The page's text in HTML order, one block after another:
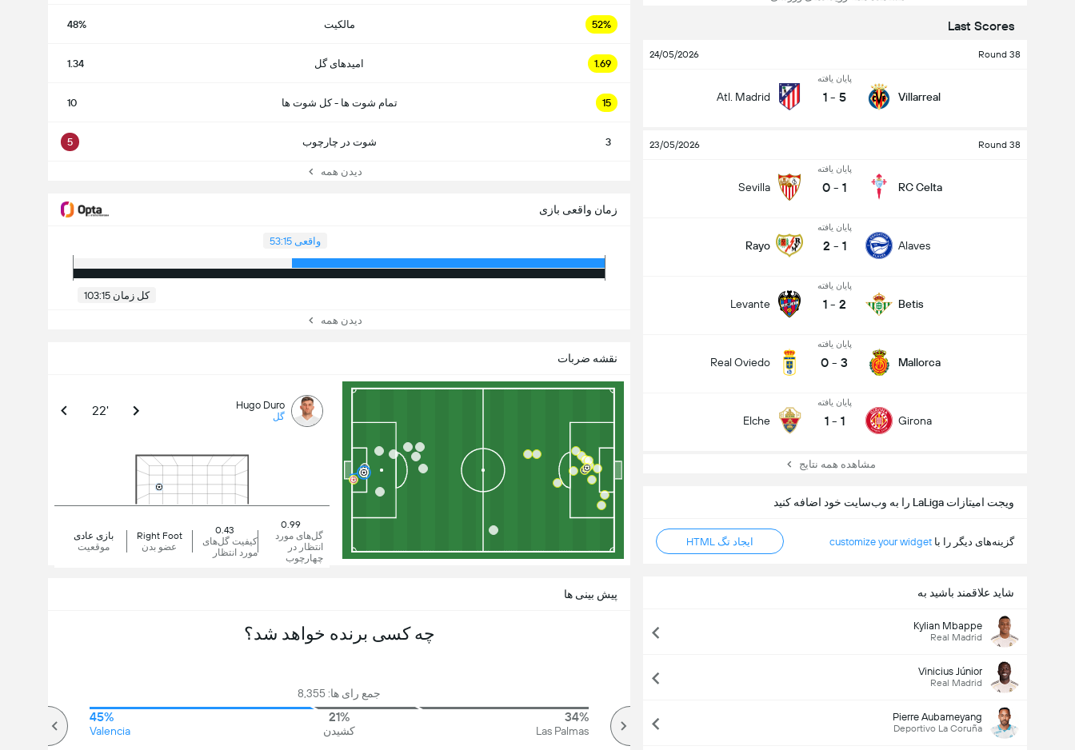
Last Scores
Round 38
24/05/2026
Villarreal
پایان یافته
5
-
1
Atl. Madrid
Round 38
23/05/2026
RC Celta
پایان یافته
1
-
0
Sevilla
Alaves
پایان یافته
1
-
2
Rayo
Betis
پایان یافته
2
-
1
Levante
Mallorca
پایان یافته
3
-
0
Real Oviedo
Girona
پایان یافته
1
-
1
Elche
مشاهده همه نتایج
ویجت امیتازات LaLiga را به وب‌سایت خود اضافه کنید
گزینه‌های دیگر را با customize your widget ایجاد تگ HTML
شاید علاقمند باشید به
Kylian Mbappe
Real Madrid
Vinicius Júnior
Real Madrid
Pierre Aubameyang
Deportivo La Coruña
52% مالکیت 48%
1.69 امیدهای گل 1.34
15 تمام شوت ها - کل شوت ها 10
3 شوت در چارچوب 5
دیدن همه
زمان واقعی بازی
واقعی 53:15
کل زمان 103:15
دیدن همه
نقشه ضربات
Hugo Duro
گل 22'
بازی عادی
موقعیت
Right Foot
عضو بدن
0.43
کیفیت گل‌های
مورد انتظار
0.99
گل‌های مورد
انتظار در
چهارچوب
پیش بینی ها
چه کسی برنده خواهد شد؟
جمع رای ها: 8,355
34%
Las Palmas
21%
کشیدن
45%
Valencia
کل گل های بازی (2.5)